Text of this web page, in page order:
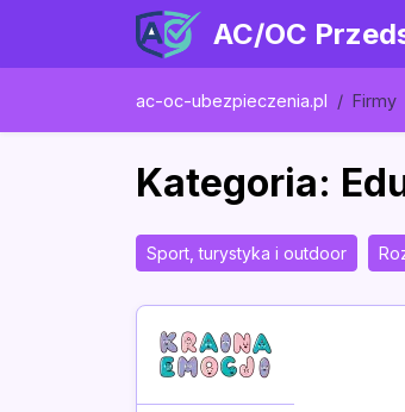
AC/OC
ac-oc-ubezpieczenia.pl Firmy
Kategoria:
Sport, turystyka i outdoor